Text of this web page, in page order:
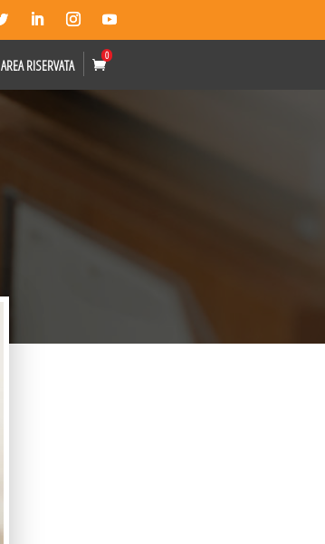
AREA RISERVATA
0